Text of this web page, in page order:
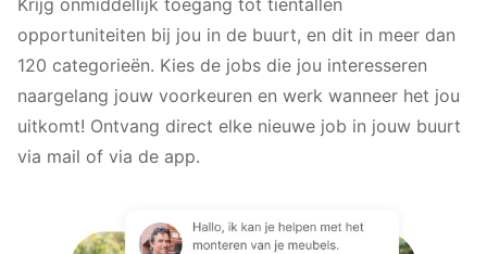
Krijg onmiddellijk toegang tot tientallen
opportuniteiten bij jou in de buurt, en dit in meer dan
120 categorieën. Kies de jobs die jou interesseren
naargelang jouw voorkeuren en werk wanneer het jou
uitkomt! Ontvang direct elke nieuwe job in jouw buurt
via mail of via de app.